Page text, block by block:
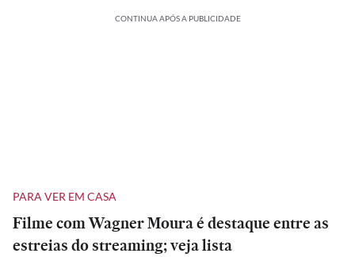
CONTINUA APÓS A PUBLICIDADE
PARA VER EM CASA
Filme com Wagner Moura é destaque entre as
estreias do streaming; veja lista